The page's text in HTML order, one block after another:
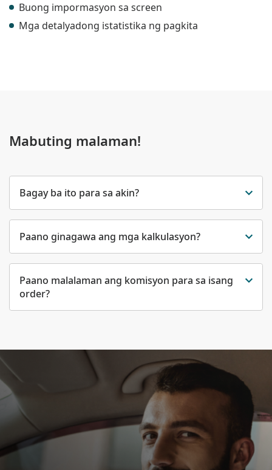
Buong impormasyon sa screen
Mga detalyadong istatistika ng pagkita
Mabuting malaman!
Bagay ba ito para sa akin?
Paano ginagawa ang mga kalkulasyon?
Paano malalaman ang komisyon para sa isang
order?